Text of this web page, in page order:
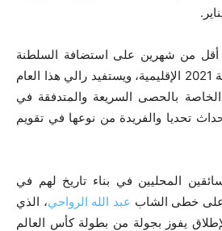
أقل من شهرين على استضافة السلطنة
للجولة النهائية من سلسلة 2021 الإقليمية، ويستفيد رالي هذا العام
بالحصى السريعة والمتدفقة في
تحديا والفريدة من نوعها في تقويم
المحليين في بناء تاريخ لهم في
على خطى الشاب عبد الله الرواحي، الذي
يفوز بجولة من بطولة كأس العالم